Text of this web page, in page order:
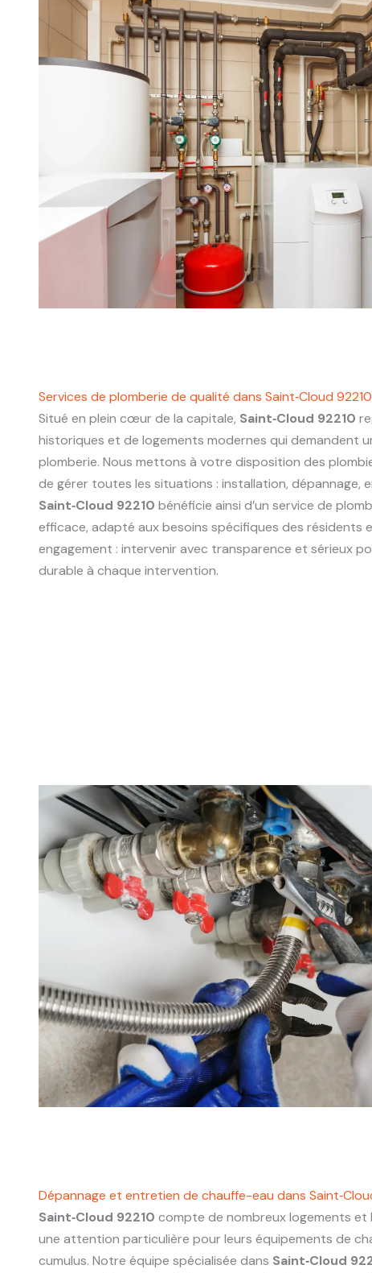
Services de plomberie de qualité dans Saint‑Cloud 92210
Situé en plein cœur de la capitale, Saint‑Cloud 92210
historiques et de logements modernes qui demandent
plomberie. Nous mettons à votre disposition des
de gérer toutes les situations : installation, dépannage,
Saint‑Cloud 92210 bénéficie ainsi d’un service de
efficace, adapté aux besoins spécifiques des résidents
engagement : intervenir avec transparence et sérieux
durable à chaque intervention.
Dépannage et entretien de chauffe-eau dans
Saint‑Cloud 92210 compte de nombreux logements
une attention particulière pour leurs équipements de
cumulus. Notre équipe spécialisée dans Saint‑Cloud